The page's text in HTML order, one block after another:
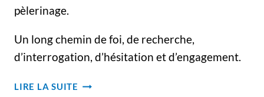
pèlerinage.
Un long chemin de foi, de recherche,
d’interrogation, d’hésitation et d’engagement.
LIRE LA SUITE FUNÉRAILLES